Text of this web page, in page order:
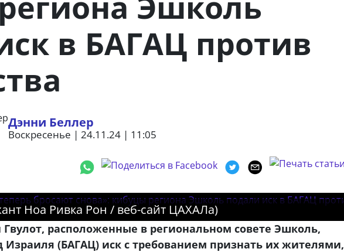
в БАГАЦ против
Дэнни Беллер
Воскресенье | 24.11.24 | 11:05
Ноа Ривка Рон / веб-сайт ЦАХАЛа)
расположенные в региональном совете Эшколь,
Израиля (БАГАЦ) иск с требованием признать их жителями,